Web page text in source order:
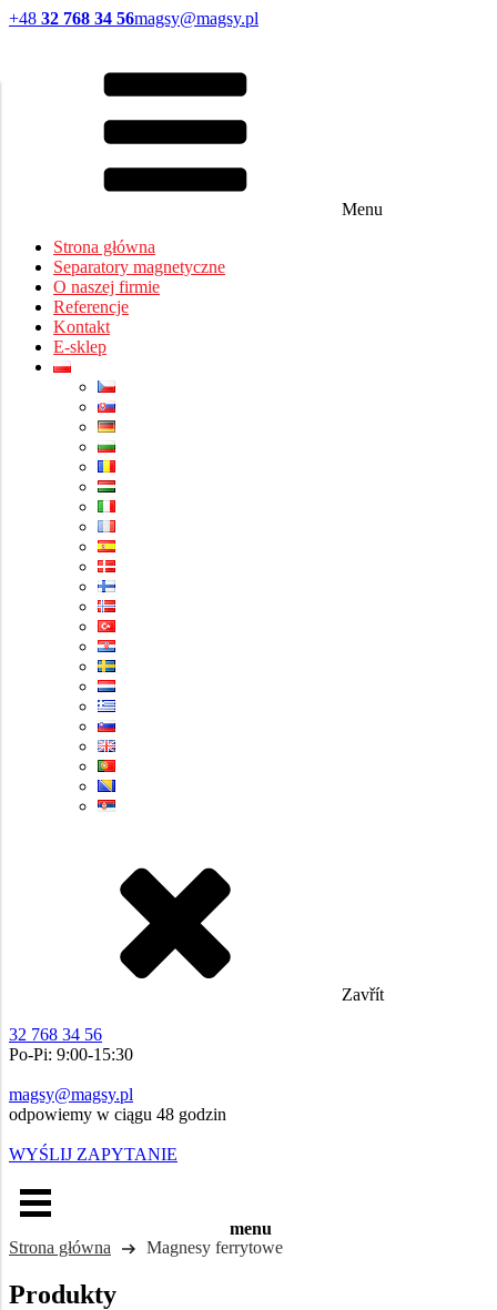
+48 32 768 34 56magsy@magsy.pl
Menu
Strona główna
Separatory magnetyczne
O naszej firmie
Referencje
Kontakt
E-sklep
Zavřít
32 768 34 56
Po-Pi: 9:00-15:30
magsy@magsy.pl
odpowiemy w ciągu 48 godzin
WYŚLIJ ZAPYTANIE
menu
Strona główna
Magnesy ferrytowe
Produkty